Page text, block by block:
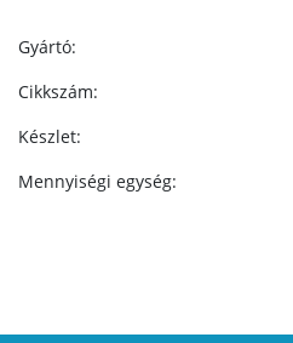
Gyártó:
Cikkszám:
Készlet:
Mennyiségi egység: